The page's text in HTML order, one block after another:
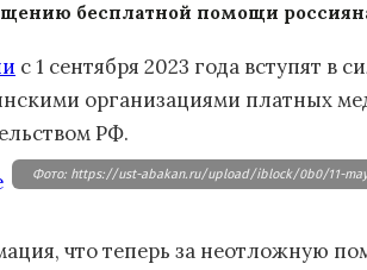
бесплатной помощи
с 1 сентября 2023 года вступят в
организациями платных
РФ.
Фото: https://ust-abakan.ru/upload/iblock/0b0/11-
что теперь за неотложную